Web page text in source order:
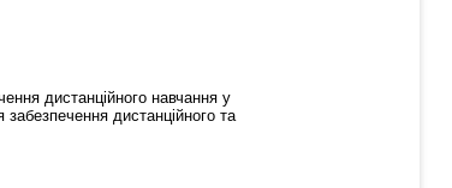
дистанційного навчання у
дистанційного та